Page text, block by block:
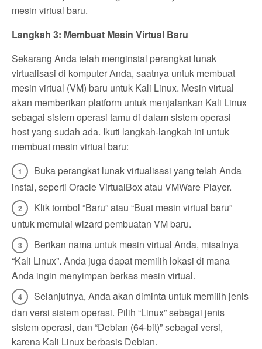
mesin virtual baru.
Langkah 3: Membuat Mesin Virtual Baru
Sekarang Anda telah menginstal perangkat lunak
virtualisasi di komputer Anda, saatnya untuk membuat
mesin virtual (VM) baru untuk Kali Linux. Mesin virtual
akan memberikan platform untuk menjalankan Kali Linux
sebagai sistem operasi tamu di dalam sistem operasi
host yang sudah ada. Ikuti langkah-langkah ini untuk
membuat mesin virtual baru:
Buka perangkat lunak virtualisasi yang telah Anda
instal, seperti Oracle VirtualBox atau VMWare Player.
Klik tombol “Baru” atau “Buat mesin virtual baru”
untuk memulai wizard pembuatan VM baru.
Berikan nama untuk mesin virtual Anda, misalnya
“Kali Linux”. Anda juga dapat memilih lokasi di mana
Anda ingin menyimpan berkas mesin virtual.
Selanjutnya, Anda akan diminta untuk memilih jenis
dan versi sistem operasi. Pilih “Linux” sebagai jenis
sistem operasi, dan “Debian (64-bit)” sebagai versi,
karena Kali Linux berbasis Debian.